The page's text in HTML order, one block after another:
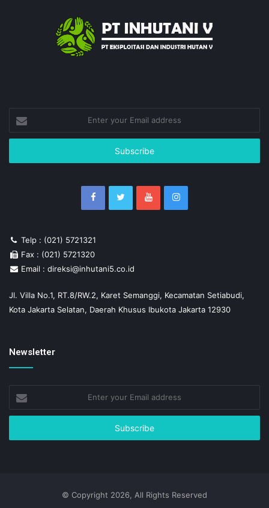
your
Email
Telp : (021) 5721321
Fax : (021) 5721320
Email : direksi@inhutani5.co.id
Jl. Villa No.1, RT.8/RW.2, Karet Semanggi, Kecamatan Setiabudi,
Kota Jakarta Selatan, Daerah Khusus Ibukota Jakarta 12930
Newsletter
your
Email
© Copyright 2026, All Rights Reserved